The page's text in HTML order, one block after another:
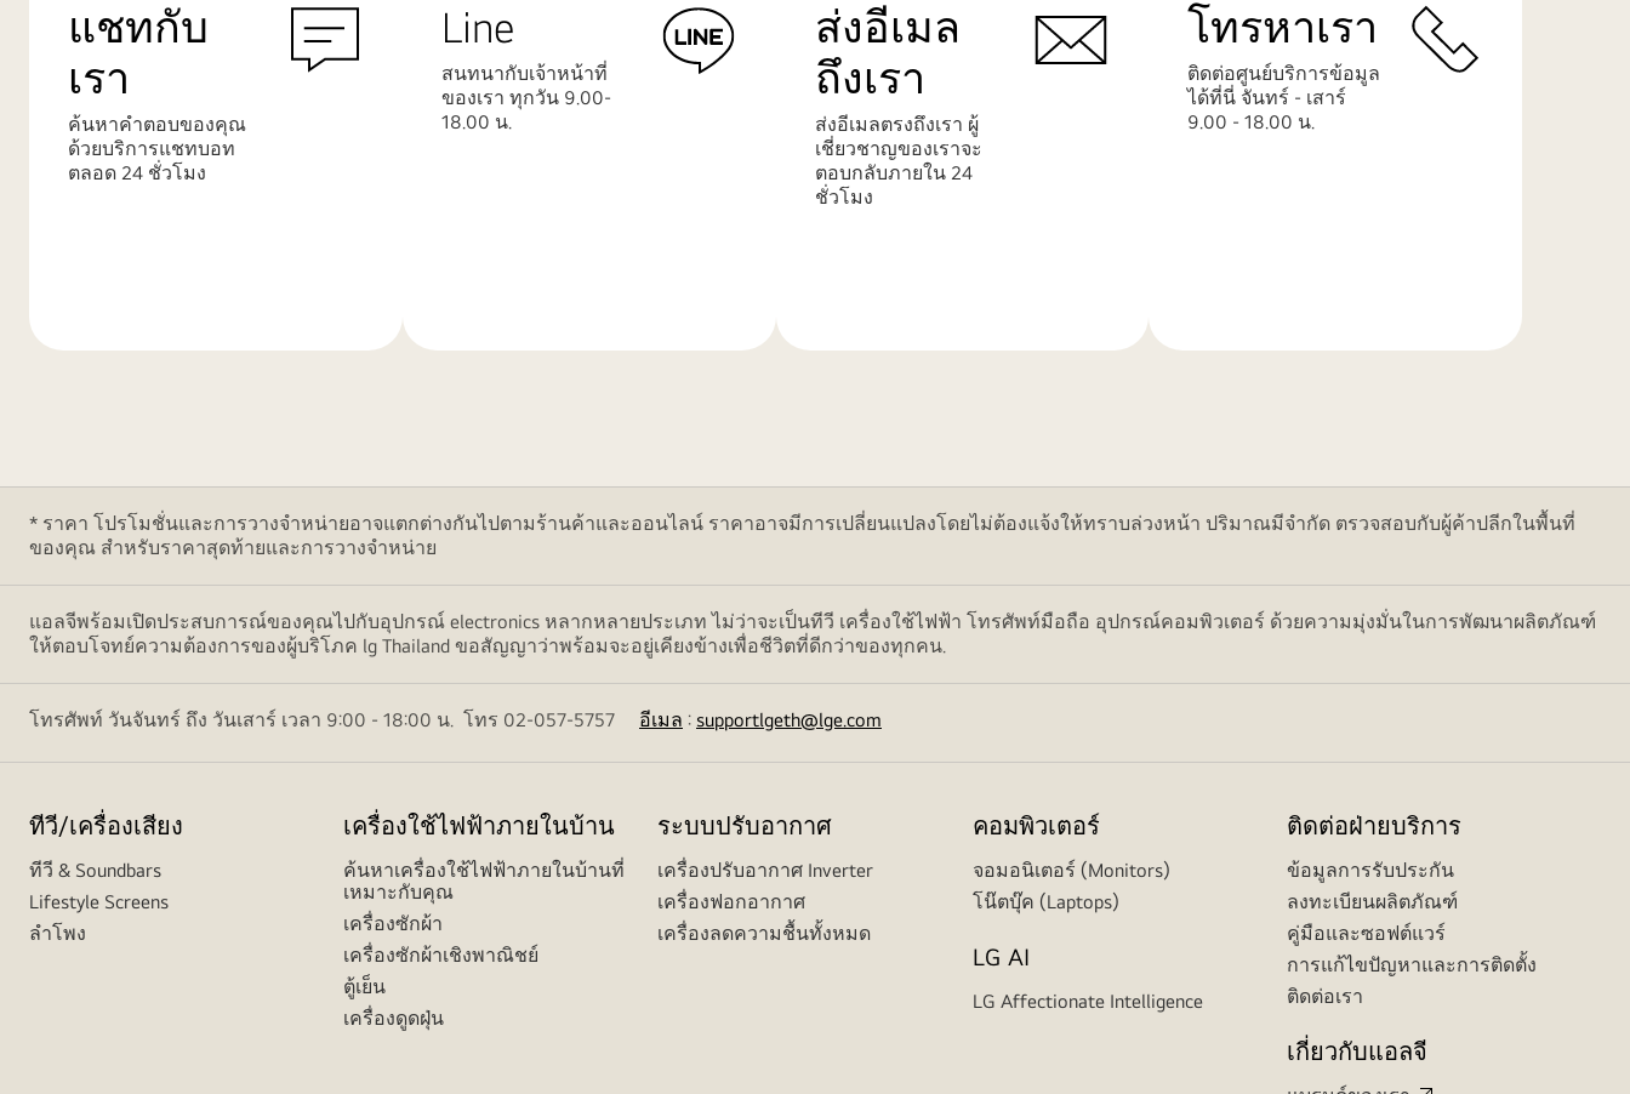
แชทกับ
เรา
ค้นหาคำตอบของคุณ
ด้วยบริการแชทบอท
ตลอด 24 ชั่วโมง
Line
สนทนากับเจ้าหน้าที่
ของเรา ทุกวัน 9.00-
18.00 น.
ส่งอีเมล
ถึงเรา
ส่งอีเมลตรงถึงเรา ผู้
เชี่ยวชาญของเราจะ
ตอบกลับภายใน 24
ชั่วโมง
โทรหาเรา
ติดต่อศูนย์บริการข้อมูล
ได้ที่นี่ จันทร์ - เสาร์
9.00 - 18.00 น.
* ราคา โปรโมชั่นและการวางจำหน่ายอาจแตกต่างกันไปตามร้านค้าและออนไลน์ ราคาอาจมีการเปลี่ยนแปลงโดยไม่ต้องแจ้งให้ทราบล่วงหน้า ปริมาณมีจำกัด ตรวจสอบกับผู้ค้าปลีกในพื้นที่
ของคุณ สำหรับราคาสุดท้ายและการวางจำหน่าย
แอลจีพร้อมเปิดประสบการณ์ของคุณไปกับอุปกรณ์ electronics หลากหลายประเภท ไม่ว่าจะเป็นทีวี เครื่องใช้ไฟฟ้า โทรศัพท์มือถือ อุปกรณ์คอมพิวเตอร์ ด้วยความมุ่งมั่นในการพัฒนาผลิตภัณฑ์
ให้ตอบโจทย์ความต้องการของผู้บริโภค lg Thailand ขอสัญญาว่าพร้อมจะอยู่เคียงข้างเพื่อชีวิตที่ดีกว่าของทุกคน.
โทรศัพท์ วันจันทร์ ถึง วันเสาร์ เวลา 9:00 - 18:00 น. โทร 02-057-5757 อีเมล : supportlgeth@lge.com
ทีวี/เครื่องเสียง
ทีวี & Soundbars
Lifestyle Screens
ลำโพง
เครื่องใช้ไฟฟ้าภายในบ้าน
ค้นหาเครื่องใช้ไฟฟ้าภายในบ้านที่
เหมาะกับคุณ
เครื่องซักผ้า
เครื่องซักผ้าเชิงพาณิชย์
ตู้เย็น
เครื่องดูดฝุ่น
ระบบปรับอากาศ
เครื่องปรับอากาศ Inverter
เครื่องฟอกอากาศ
เครื่องลดความชื้นทั้งหมด
คอมพิวเตอร์
จอมอนิเตอร์ (Monitors)
โน๊ตบุ๊ค (Laptops)
LG AI
LG Affectionate Intelligence
ติดต่อฝ่ายบริการ
ข้อมูลการรับประกัน
ลงทะเบียนผลิตภัณฑ์
คู่มือและซอฟต์แวร์
การแก้ไขปัญหาและการติดตั้ง
ติดต่อเรา
เกี่ยวกับแอลจี